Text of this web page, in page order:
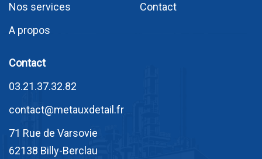
Nos services
A propos
Contact
Contact
03.21.37.32.82
contact@metauxdetail.fr
71 Rue de Varsovie
62138 Billy-Berclau